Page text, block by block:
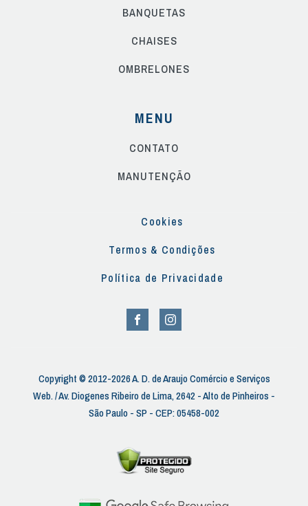
BANQUETAS
CHAISES
OMBRELONES
MENU
CONTATO
MANUTENÇÃO
Cookies
Termos & Condições
Política de Privacidade
Copyright © 2012-2026 A. D. de Araujo Comércio e Serviços
Web. / Av. Diogenes Ribeiro de Lima, 2642 - Alto de Pinheiros -
São Paulo - SP - CEP: 05458-002